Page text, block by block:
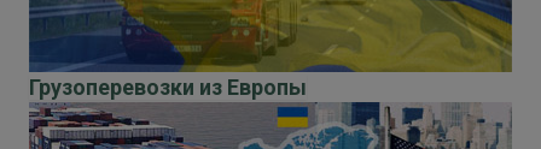
Грузоперевозки из Европы